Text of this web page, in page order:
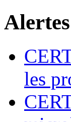
les